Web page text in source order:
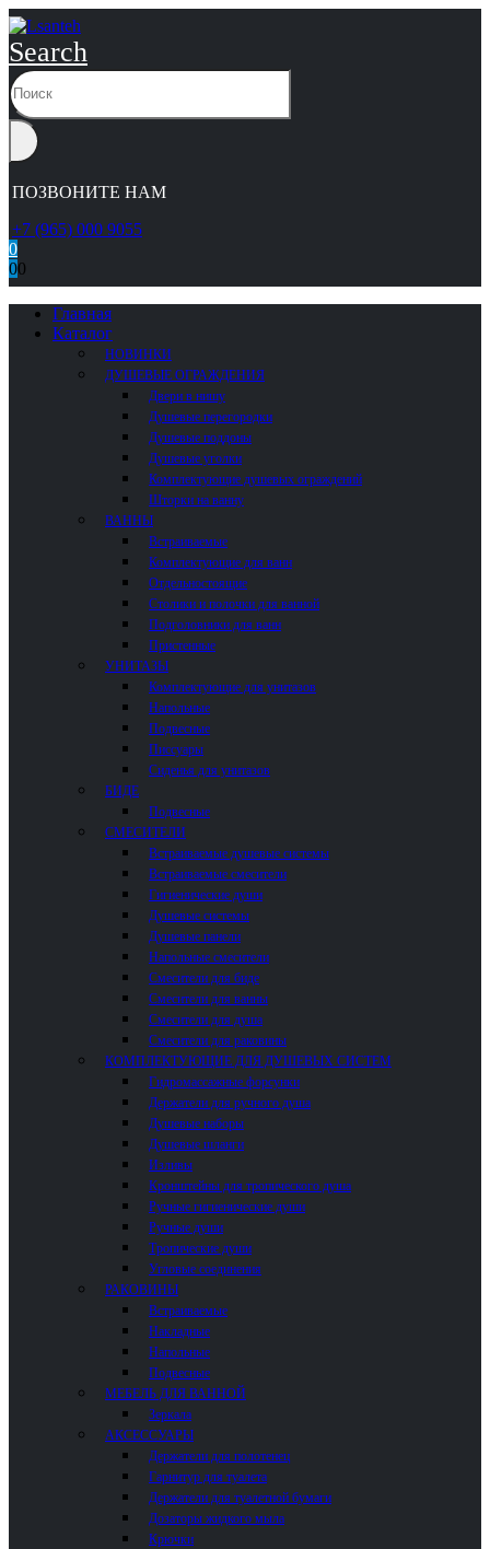
Search
ПОЗВОНИТЕ НАМ
+7 (965) 000 9055
0
00
Главная
Каталог
НОВИНКИ
ДУШЕВЫЕ ОГРАЖДЕНИЯ
Двери в нишу
Душевые перегородки
Душевые поддоны
Душевые уголки
Комплектующие душевых ограждений
Шторки на ванну
ВАННЫ
Встраиваемые
Комплектующие для ванн
Отдельностоящие
Столики и полочки для ванной
Подголовники для ванн
Пристенные
УНИТАЗЫ
Комплектующие для унитазов
Напольные
Подвесные
Писсуары
Сиденья для унитазов
БИДЕ
Подвесные
СМЕСИТЕЛИ
Встраиваемые душевые системы
Встраиваемые смесители
Гигиенические души
Душевые системы
Душевые панели
Напольные смесители
Смесители для биде
Смесители для ванны
Смесители для душа
Смесители для раковины
КОМПЛЕКТУЮЩИЕ ДЛЯ ДУШЕВЫХ СИСТЕМ
Гидромассажные форсунки
Держатели для ручного душа
Душевые наборы
Душевые шланги
Изливы
Кронштейны для тропического душа
Ручные гигиенические души
Ручные души
Тропические души
Угловые соединения
РАКОВИНЫ
Встраиваемые
Накладные
Напольные
Подвесные
МЕБЕЛЬ ДЛЯ ВАННОЙ
Зеркала
АКСЕССУАРЫ
Держатели для полотенец
Гарнитур для туалета
Держатели для туалетной бумаги
Дозаторы жидкого мыла
Крючки